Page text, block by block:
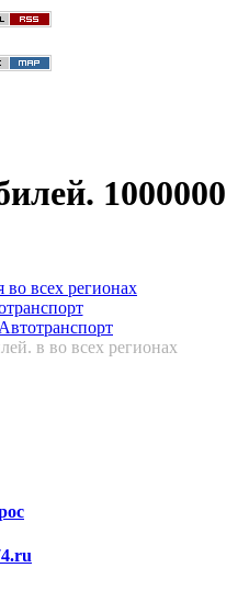
1000000
во всех регионах
в во всех регионах